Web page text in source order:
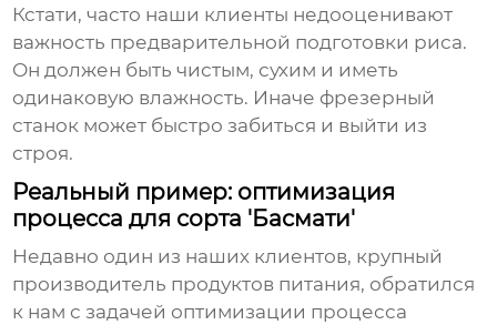
Кстати, часто наши клиенты недооценивают
важность предварительной подготовки риса.
Он должен быть чистым, сухим и иметь
одинаковую влажность. Иначе фрезерный
станок может быстро забиться и выйти из
строя.
Реальный пример: оптимизация
процесса для сорта 'Басмати'
Недавно один из наших клиентов, крупный
производитель продуктов питания, обратился
к нам с задачей оптимизации процесса